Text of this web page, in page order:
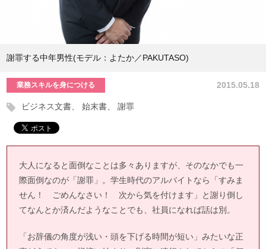
謝罪する中年男性(モデル：よたか／PAKUTASO)
2015.05.18
業務スキルを身につける
ビジネス文書 始末書 謝罪
大人になると面倒なことは多々ありますが、そのなかでも一
際面倒なのが「謝罪」。学生時代のアルバイトなら「すみま
せん！ ごめんなさい！ 次から気を付けます」と謝り倒し
てなんとか済んだようなことでも、社員になれば話は別。
「お辞儀の角度が浅い・頭を下げる時間が短い」みたいな正